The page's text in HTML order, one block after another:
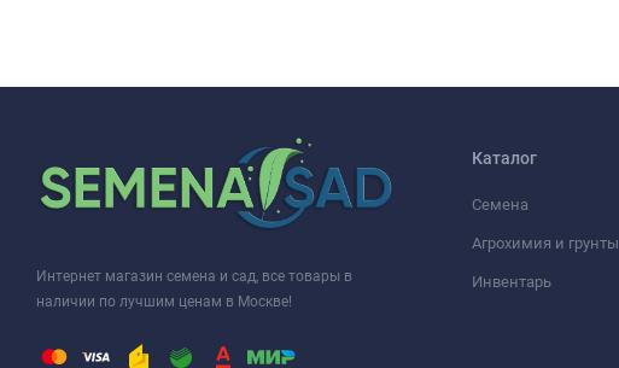
Интернет магазин семена и сад, все товары в
наличии по лучшим ценам в Москве!
Каталог
Семена
Агрохимия и грунты
Инвентарь